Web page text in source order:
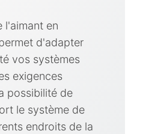
l'aimant en
d'adapter
vos systèmes
exigences
possibilité de
le système de
endroits de la